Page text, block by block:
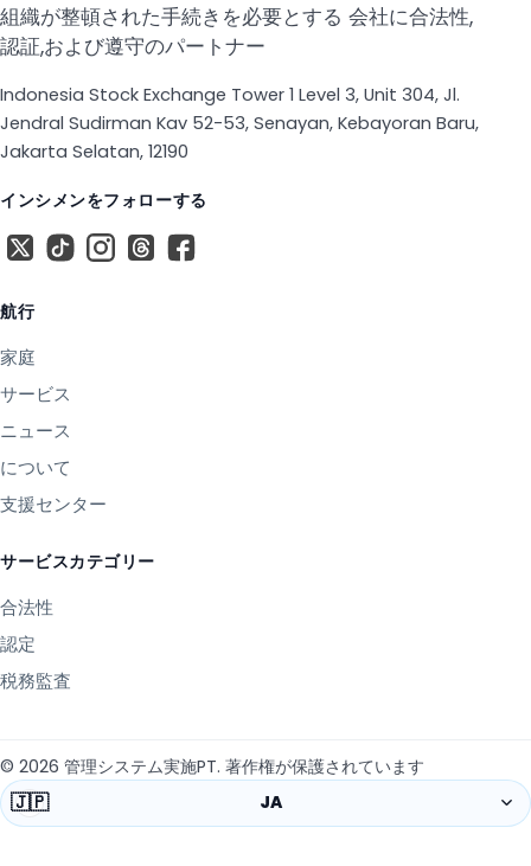
組織が整頓された手続きを必要とする 会社に合法性,
認証,および遵守のパートナー
Indonesia Stock Exchange Tower 1 Level 3, Unit 304, Jl.
Jendral Sudirman Kav 52-53, Senayan, Kebayoran Baru,
Jakarta Selatan, 12190
インシメンをフォローする
X ティコットフェイスブック
糸 フェイスブック
航行
家庭
サービス
ニュース
について
支援センター
サービスカテゴリー
合法性
認定
税務監査
© 2026 管理システム実施PT. 著作権が保護されています
🇯🇵 JA